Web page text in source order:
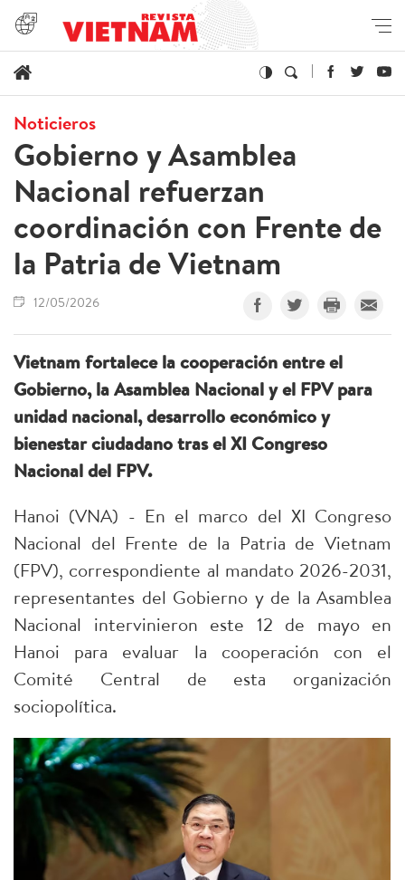
Noticieros
Gobierno y Asamblea
Nacional refuerzan
coordinación con Frente de
la Patria de Vietnam
12/05/2026
Vietnam fortalece la cooperación entre el
Gobierno, la Asamblea Nacional y el FPV para
unidad nacional, desarrollo económico y
bienestar ciudadano tras el XI Congreso
Nacional del FPV.
Hanoi (VNA) - En el marco del XI Congreso
Nacional del Frente de la Patria de Vietnam
(FPV), correspondiente al mandato 2026-2031,
representantes del Gobierno y de la Asamblea
Nacional intervinieron este 12 de mayo en
Hanoi para evaluar la cooperación con el
Comité Central de esta organización
sociopolítica.